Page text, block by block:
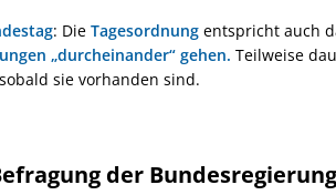
: Die Tagesordnung entspricht auch
„durcheinander“ gehen. Teilweise
sie vorhanden sind.
der